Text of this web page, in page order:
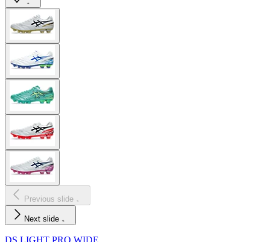
Previous slide
Next slide
DS LIGHT PRO WIDE